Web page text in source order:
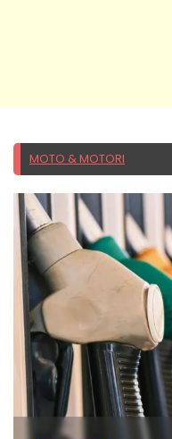
MOTO & MOTORI